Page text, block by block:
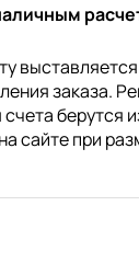
заказа.
берутся
сайте при